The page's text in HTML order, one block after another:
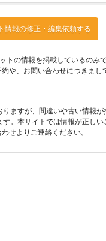
情報の修正・編集依頼する
トの情報を掲載しているのみ
や、お問い合わせにつきま
ますが、間違いや古い情報
。本サイトでは情報が正し
わせよりご連絡ください。